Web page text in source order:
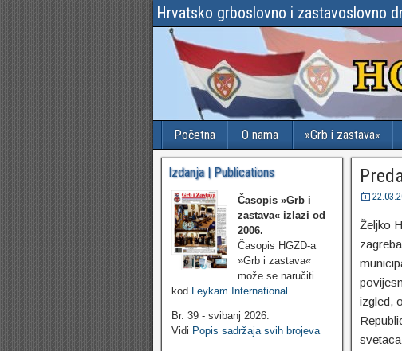
Hrvatsko grboslovno i zastavoslovno
Početna O nama »Grb i zastava«
Željko
izgled,
Izdanja | Publications
Časopis »Grb i
zastava« izlazi od
2006.
Časopis HGZD-a
»Grb i zastava«
može se naručiti
kod Leykam International
Br. 39 - svibanj 2026.
Vidi Popis sadržaja svih brojeva